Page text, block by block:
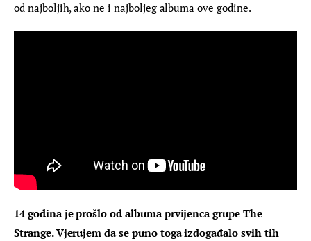
od najboljih, ako ne i najboljeg albuma ove godine.
14 godina je prošlo od albuma prvijenca grupe The
Strange. Vjerujem da se puno toga izdogađalo svih tih